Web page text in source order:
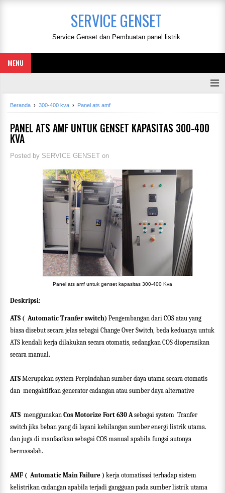
SERVICE GENSET
Service Genset dan Pembuatan panel listrik
MENU
Beranda › 300-400 kva › Panel ats amf
PANEL ATS AMF UNTUK GENSET KAPASITAS 300-400
KVA
Posted by SERVICE GENSET on
Panel ats amf untuk genset kapasitas 300-400 Kva
Deskripsi:
ATS ( Automatic Tranfer switch) Pengembangan dari COS atau yang
biasa disebut secara jelas sebagai Change Over Switch, beda keduanya untuk
ATS kendali kerja dilakukan secara otomatis, sedangkan COS dioperasikan
secara manual.
ATS Merupakan system Perpindahan sumber daya utama secara otomatis
dan mengaktifkan generator cadangan atau sumber daya alternative
ATS menggunakan Cos Motorize Fort 630 Asebagai system Tranfer
switch jika beban yang di layani kehilangan sumber energi listrik utama.
dan juga di manfaatkan sebagai COS manual apabila fungsi autonya
bermasalah.
AMF ( Automatic Main Failure ) kerja otomatisasi terhadap sistem
kelistrikan cadangan apabila terjadi gangguan pada sumber listrik utama